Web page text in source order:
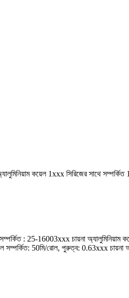
কয়েল 1xxx সিরিজের সাথে
: 25-16003xxx চায়না অ্যালুমিনিয়াম
50মি/রোল, পুরুত্ব: 0.63xxx চায়না